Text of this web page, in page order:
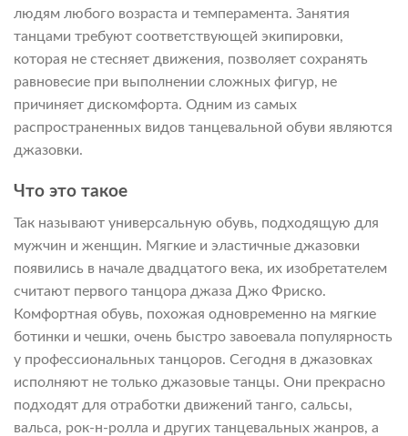
людям любого возраста и темперамента. Занятия
танцами требуют соответствующей экипировки,
которая не стесняет движения, позволяет сохранять
равновесие при выполнении сложных фигур, не
причиняет дискомфорта. Одним из самых
распространенных видов танцевальной обуви являются
джазовки.
Что это такое
Так называют универсальную обувь, подходящую для
мужчин и женщин. Мягкие и эластичные джазовки
появились в начале двадцатого века, их изобретателем
считают первого танцора джаза Джо Фриско.
Комфортная обувь, похожая одновременно на мягкие
ботинки и чешки, очень быстро завоевала популярность
у профессиональных танцоров. Сегодня в джазовках
исполняют не только джазовые танцы. Они прекрасно
подходят для отработки движений танго, сальсы,
вальса, рок-н-ролла и других танцевальных жанров, а